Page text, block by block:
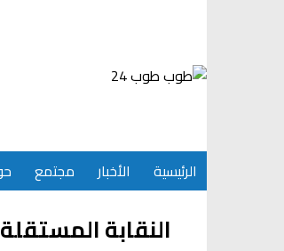
الرئيسية الأخبار مجتمع
النقابة